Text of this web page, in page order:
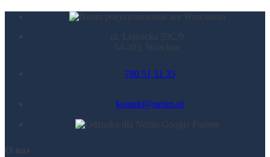
ul. Legnicka 59C/9
54-203, Wrocław
780 51 51 35
kontakt@netim.pl
O nas